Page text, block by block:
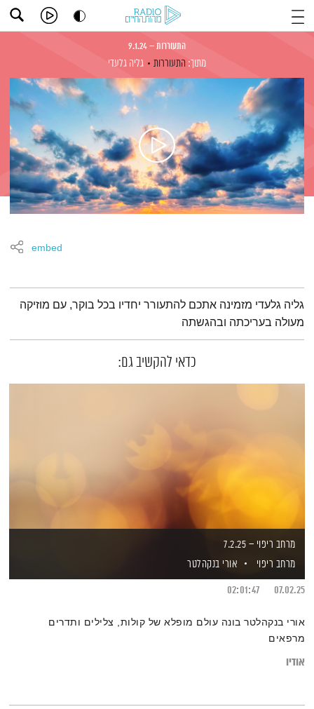
התעוררות – 9.1.24
מתוך: התעוררות גליה גלעדי
embed
תמצית הפודקאסט
גליה גלעדי מזמינה אתכם להתעורר יחדיו בכל בוקר, עם מוזיקה
מעולה בעריכתה ובהגשתה
כדאי להקשיב גם:
מרחב ריפוי – 7.2.25
מרחב ריפוי
אורי בנקהלטר
07.02.25
02:01:47
אורי בנקהלטר בונה עולם מופלא של קולות, צלילים ותדרים
מרפאים
אודיו